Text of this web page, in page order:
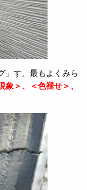
」す。最もよくみら
象＞、＜色褪せ＞、